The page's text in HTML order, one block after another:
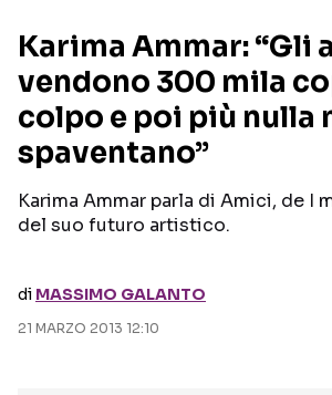
RECENSIONI MUSICALI
INTERVISTE
GOSSIP E CURIOSITÀ
TESTI
TOUR
TALENT
Seguici sui social
Karima Ammar: “Gli
vendono 300 mila
colpo e poi più nulla
spaventano”
Karima Ammar parla di Amici, de I
del suo futuro artistico.
di MASSIMO GALANTO
21 MARZO 2013 12:10